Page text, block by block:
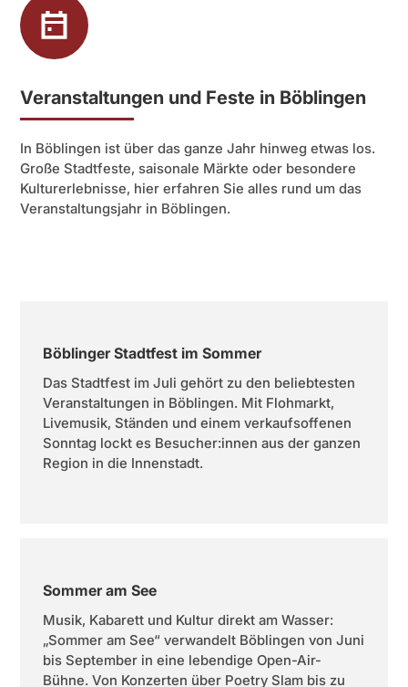
Veranstaltungen und Feste in Böblingen
In Böblingen ist über das ganze Jahr hinweg etwas los.
Große Stadtfeste, saisonale Märkte oder besondere
Kulturerlebnisse, hier erfahren Sie alles rund um das
Veranstaltungsjahr in Böblingen.
Böblinger Stadtfest im Sommer
Das Stadtfest im Juli gehört zu den beliebtesten
Veranstaltungen in Böblingen. Mit Flohmarkt,
Livemusik, Ständen und einem verkaufsoffenen
Sonntag lockt es Besucher:innen aus der ganzen
Region in die Innenstadt.
Sommer am See
Musik, Kabarett und Kultur direkt am Wasser:
„Sommer am See“ verwandelt Böblingen von Juni
bis September in eine lebendige Open-Air-
Bühne. Von Konzerten über Poetry Slam bis zu